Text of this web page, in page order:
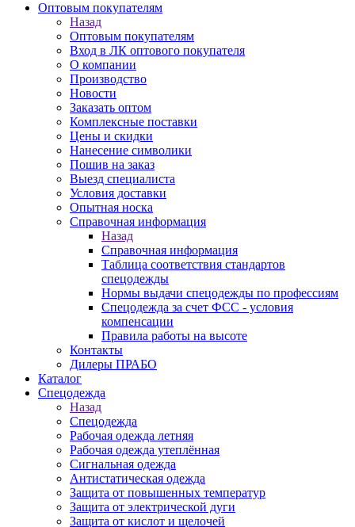
Оптовым покупателям
Назад
Оптовым покупателям
Вход в ЛК оптового покупателя
О компании
Производство
Новости
Заказать оптом
Комплексные поставки
Цены и скидки
Нанесение символики
Пошив на заказ
Выезд специалиста
Условия доставки
Опытная носка
Справочная информация
Назад
Справочная информация
Таблица соответствия стандартов
спецодежды
Нормы выдачи спецодежды по профессиям
Спецодежда за счет ФСС - условия
компенсации
Правила работы на высоте
Контакты
Дилеры ПРАБО
Каталог
Спецодежда
Назад
Спецодежда
Рабочая одежда летняя
Рабочая одежда утеплённая
Сигнальная одежда
Антистатическая одежда
Защита от повышенных температур
Защита от электрической дуги
Защита от кислот и щелочей